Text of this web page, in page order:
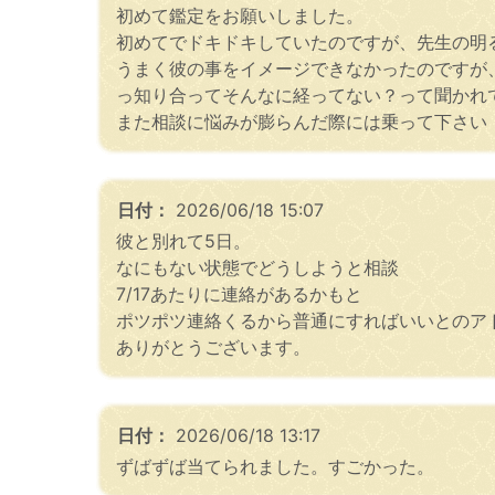
初めて鑑定をお願いしました。
初めてでドキドキしていたのですが、先生の
うまく彼の事をイメージできなかったのです
っ知り合ってそんなに経ってない？って聞か
また相談に悩みが膨らんだ際には乗って下さい
日付： 2026/06/18 15:07
彼と別れて5日。
なにもない状態でどうしようと相談
7/17あたりに連絡があるかもと
ポツポツ連絡くるから普通にすればいいとのア
ありがとうございます。
日付： 2026/06/18 13:17
ずばずば当てられました。すごかった。